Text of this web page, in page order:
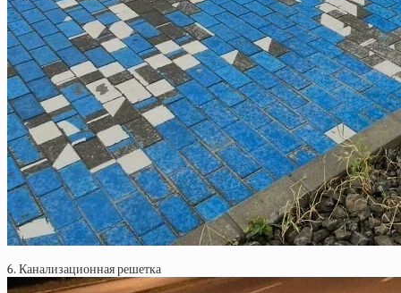
6. Канализационная решетка